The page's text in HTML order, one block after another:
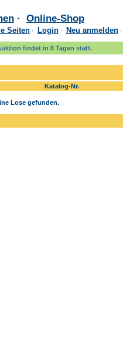
· Online-Shop
Seiten· Login· Neu anmelden·
findet in 8 Tagen statt.
Katalog-Nr.
Lose gefunden.